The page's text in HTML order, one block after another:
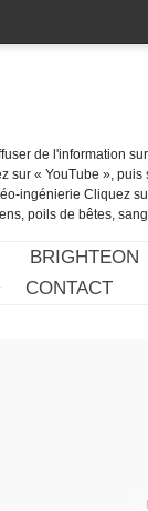
de l'information
sur « YouTube »,
ingénierie Cliquez
poils de bêtes,
BRIGHTEON
CONTACT